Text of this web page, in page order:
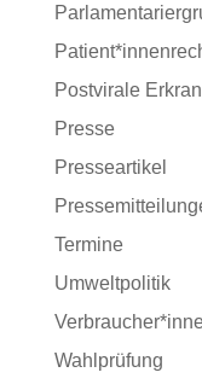
Postvirale
Presse
Presseartikel
Termine
Umweltpolitik
Wahlprüfung